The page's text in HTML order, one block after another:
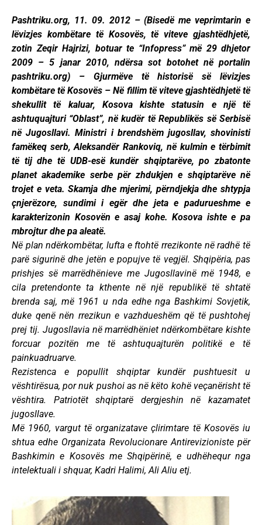
Pashtriku.org, 11. 09. 2012 – (Bisedë me veprimtarin e
lëvizjes kombëtare të Kosovës, të viteve gjashtëdhjetë,
zotin Zeqir Hajrizi, botuar te “Infopress” më 29 dhjetor
2009 – 5 janar 2010, ndërsa sot botohet në portalin
pashtriku.org) – Gjurmëve të historisë së lëvizjes
kombëtare të Kosovës – Në fillim të viteve gjashtëdhjetë të
shekullit të kaluar, Kosova kishte statusin e një të
ashtuquajturi “Oblast”, në kudër të Republikës së Serbisë
në Jugosllavi. Ministri i brendshëm jugosllav, shovinisti
famëkeq serb, Aleksandër Rankoviq, në kulmin e tërbimit
të tij dhe të UDB-esë kundër shqiptarëve, po zbatonte
planet akademike serbe për zhdukjen e shqiptarëve në
trojet e veta. Skamja dhe mjerimi, përndjekja dhe shtypja
çnjerëzore, sundimi i egër dhe jeta e padurueshme e
karakterizonin Kosovën e asaj kohe. Kosova ishte e pa
mbrojtur dhe pa aleatë.
Në plan ndërkombëtar, lufta e ftohtë rrezikonte në radhë të
parë sigurinë dhe jetën e popujve të vegjël. Shqipëria, pas
prishjes së marrëdhënieve me Jugosllavinë më 1948, e
cila pretendonte ta kthente në një republikë të shtatë
brenda saj, më 1961 u nda edhe nga Bashkimi Sovjetik,
duke qenë nën rrezikun e vazhdueshëm që të pushtohej
prej tij. Jugosllavia në marrëdhëniet ndërkombëtare kishte
forcuar pozitën me të ashtuquajturën politikë e të
painkuadruarve.
Rezistenca e popullit shqiptar kundër pushtuesit u
vështirësua, por nuk pushoi as në këto kohë veçanërisht të
vështira. Patriotët shqiptarë dergjeshin në kazamatet
jugosllave.
Më 1960, vargut të organizatave çlirimtare të Kosovës iu
shtua edhe Organizata Revolucionare Antirevizioniste për
Bashkimin e Kosovës me Shqipërinë, e udhëhequr nga
intelektuali i shquar, Kadri Halimi, Ali Aliu etj.